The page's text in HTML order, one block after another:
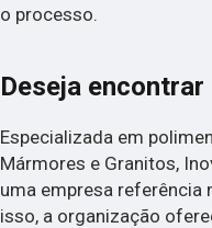
o processo.
Deseja
Especializada em
Mármores e Granitos,
uma empresa referência
isso, a organização